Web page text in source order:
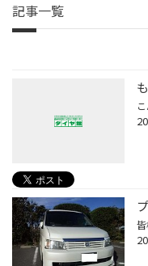
記事一覧